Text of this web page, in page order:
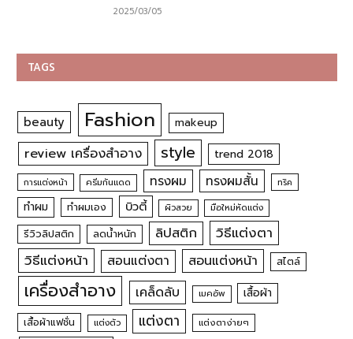
2025/03/05
TAGS
beauty Fashion makeup
review เครื่องสำอาง style trend 2018
การแต่งหน้า ครีมกันแดด ทรงผม ทรงผมสั้น ทริค
ทำผม ทำผมเอง บิวตี้ ผิวสวย มือใหม่หัดแต่ง
รีวิวลิปสติก ลดน้ำหนัก ลิปสติก
วิธีแต่งตา
วิธีแต่งหน้า
สอนแต่งตา สอนแต่งหน้า สไตล์
เครื่องสำอาง เคล็ดลับ เมคอัพ เสื้อผ้า
เสื้อผ้าแฟชั่น แต่งตัว แต่งตา แต่งตาง่ายๆ